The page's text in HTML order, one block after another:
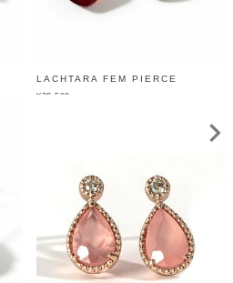
LACHTARA FEM PIERCE
¥38,500